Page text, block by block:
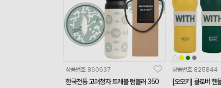
상품번호 860637
한국전통 고려청자 트레블 텀블러 350
상품번호 825844
[오모키] 클로버